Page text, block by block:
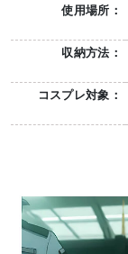
使用場所：
収納方法：
コスプレ対象：